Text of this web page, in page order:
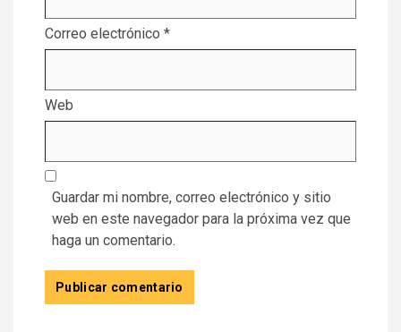
Correo electrónico *
Web
Guardar mi nombre, correo electrónico y sitio
web en este navegador para la próxima vez que
haga un comentario.